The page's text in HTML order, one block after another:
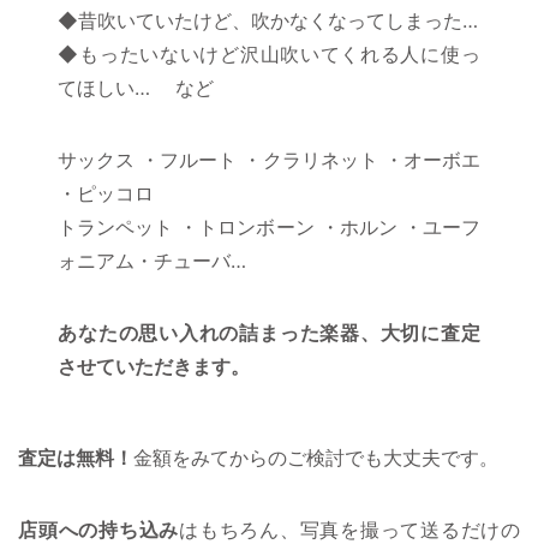
◆昔吹いていたけど、吹かなくなってしまった…
◆もったいないけど沢山吹いてくれる人に使っ
てほしい… など
サックス ・フルート ・クラリネット ・オーボエ
・ピッコロ
トランペット ・トロンボーン ・ホルン ・ユーフ
ォニアム・チューバ…
あなたの思い入れの詰まった楽器、大切に査定
させていただきます。
査定は無料！ 金額をみてからのご検討でも大丈夫です。
店頭への持ち込みはもちろん、写真を撮って送るだけの